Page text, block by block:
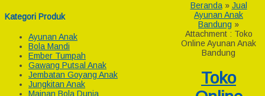
Kategori Produk
Ayunan Anak
Bola Mandi
Ember Tumpah
Gawang Putsal Anak
Jembatan Goyang Anak
Jungkitan Anak
Mainan Bola Dunia
Beranda» Jual
Ayunan Anak
Bandung »
Attachment : Toko
Online Ayunan Anak
Bandung
Toko